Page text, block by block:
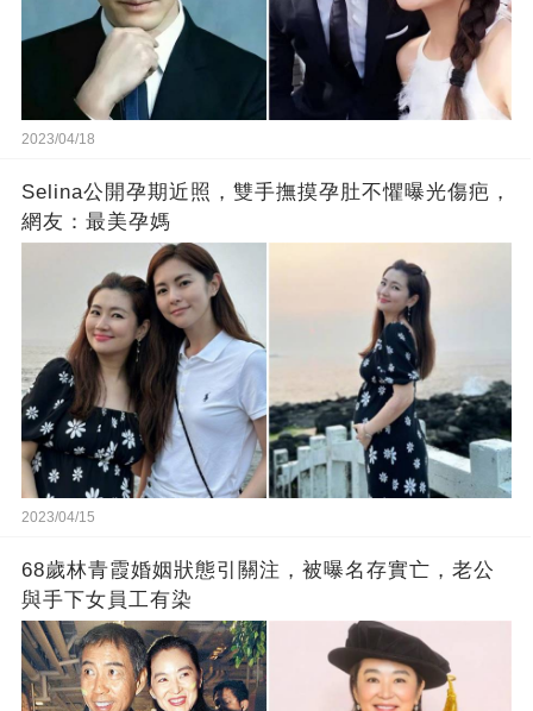
2023/04/18
Selina公開孕期近照，雙手撫摸孕肚不懼曝光傷疤，
網友：最美孕媽
2023/04/15
68歲林青霞婚姻狀態引關注，被曝名存實亡，老公
與手下女員工有染